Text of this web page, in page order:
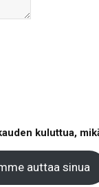
kuluttua,
auttaa sinua